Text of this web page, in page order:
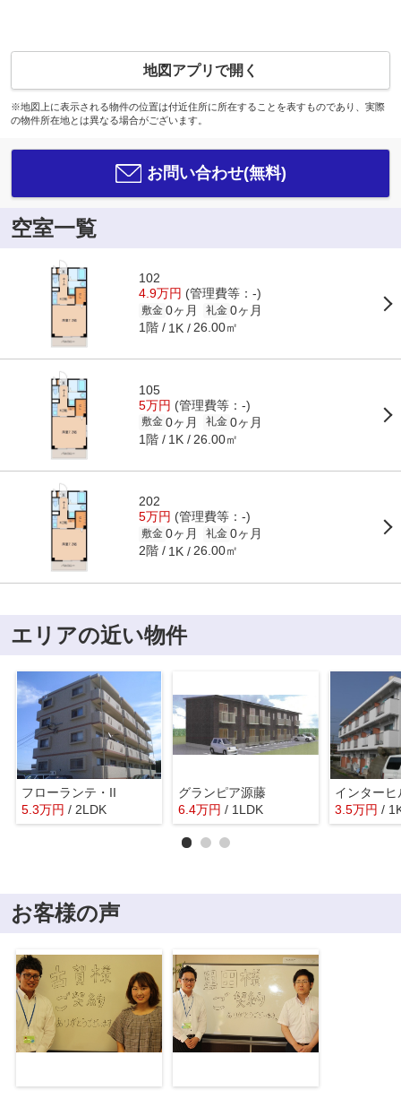
地図アプリで開く
※地図上に表示される物件の位置は付近住所に所在することを表すものであり、実際
の物件所在地とは異なる場合がございます。
お問い合わせ(無料)
空室一覧
102
4.9万円 (管理費等：-)
敷金 0ヶ月 礼金 0ヶ月
1階 1K 26.00㎡
105
5万円 (管理費等：-)
敷金 0ヶ月 礼金 0ヶ月
1階 1K 26.00㎡
202
5万円 (管理費等：-)
敷金 0ヶ月 礼金 0ヶ月
2階 1K 26.00㎡
エリアの近い物件
フローランテ・II
5.3万円 / 2LDK
グランピア源藤
6.4万円 / 1LDK
インターヒ
3.5万円 /
お客様の声